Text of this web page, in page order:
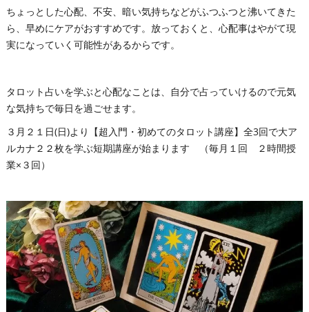
ちょっとした心配、不安、暗い気持ちなどがふつふつと沸いてきた
ら、早めにケアがおすすめです。放っておくと、心配事はやがて現
実になっていく可能性があるからです。
タロット占いを学ぶと心配なことは、自分で占っていけるので元気
な気持ちで毎日を過ごせます。
３月２１日(日)より【超入門・初めてのタロット講座】全3回で大ア
ルカナ２２枚を学ぶ短期講座が始まります （毎月１回 ２時間授
業×３回）